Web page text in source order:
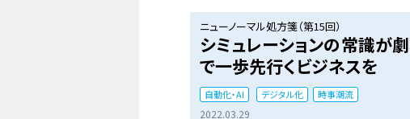
ニューノーマル処方箋（第15回）
シミュレーションの常識が
で一歩先行くビジネスを
自動化・AI デジタル化 時事潮流
2022.03.29